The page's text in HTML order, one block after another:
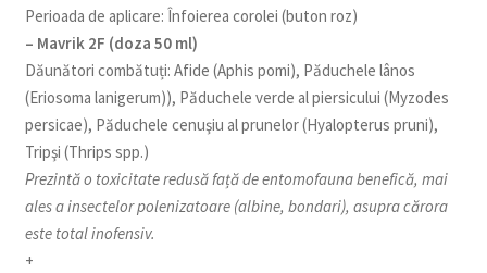
Perioada de aplicare: Înfoierea corolei (buton roz)
– Mavrik 2F (doza 50 ml)
Dăunători combătuți: Afide (Aphis pomi), Păduchele lânos
(Eriosoma lanigerum)), Păduchele verde al piersicului (Myzodes
persicae), Păduchele cenuşiu al prunelor (Hyalopterus pruni),
Tripşi (Thrips spp.)
Prezintă o toxicitate redusă față de entomofauna benefică, mai
ales a insectelor polenizatoare (albine, bondari), asupra cărora
este total inofensiv.
+